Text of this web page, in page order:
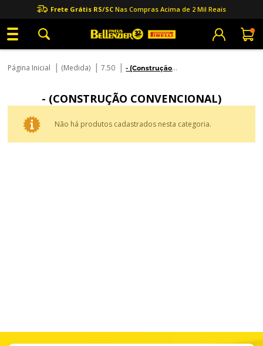
Frete Grátis RS/SC Nas Compras Acima de 2 Mil Reais
Página Inicial | (Medida) | 7.50 | - (Construção
- (CONSTRUÇÃO CONVENCIONAL)
Não há produtos cadastrados nesta categoria.